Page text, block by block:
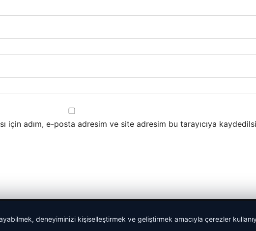
için adım, e-posta adresim ve site adresim bu tarayıcıya
deneyiminizi kişiselleştirmek ve geliştirmek amacıyla çerezler